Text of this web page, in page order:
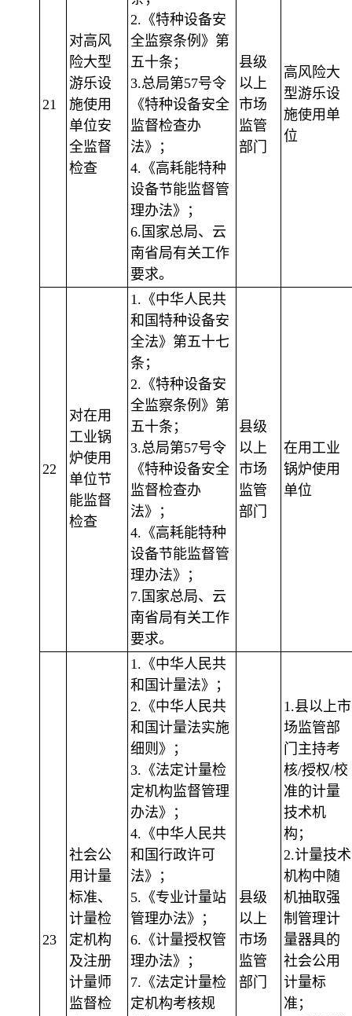
21
对高风
险大型
游乐设
施使用
单位安
全监督
检查
2.《特种设备安
全监察条例》第
五十条；
3.总局第57号令
《特种设备安全
监督检查办
法》；
4.《高耗能特种
设备节能监督管
理办法》；
6.国家总局、云
南省局有关工作
要求。
县级
以上
市场
监管
部门
高风险大
型游乐设
施使用单
位
22
对在用
工业锅
炉使用
单位节
能监督
检查
1.《中华人民共
和国特种设备安
全法》第五十七
条；
2.《特种设备安
全监察条例》第
五十条；
3.总局第57号令
《特种设备安全
监督检查办
法》；
4.《高耗能特种
设备节能监督管
理办法》；
7.国家总局、云
南省局有关工作
要求。
县级
以上
市场
监管
部门
在用工业
锅炉使用
单位
23
社会公
用计量
标准、
计量检
定机构
及注册
计量师
监督检
1.《中华人民共
和国计量法》；
2.《中华人民共
和国计量法实施
细则》；
3.《法定计量检
定机构监督管理
办法》；
4.《中华人民共
和国行政许可
法》；
5.《专业计量站
管理办法》；
6.《计量授权管
理办法》；
7.《法定计量检
定机构考核规
县级
以上
市场
监管
部门
1.县以上市
场监管部
门主持考
核/授权/校
准的计量
技术机
构；
2.计量技术
机构中随
机抽取强
制管理计
量器具的
社会公用
计量标
准；